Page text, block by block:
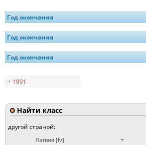
Год окончания
Год окончания
Год окончания
1991
Найти класс
другой страной:
Латвия [lv]